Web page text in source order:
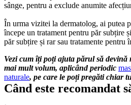
sânge, pentru a exclude anumite
În urma vizitei la dermatolog, ai putea
începe un tratament pentru păr subțire
păr subțire și rar sau tratamente pentru
Vezi cum îți poți ajuta părul să devină
mai mult volum, aplicând periodic
naturale, pe care le poți pregăti chiar
Când este recomandat